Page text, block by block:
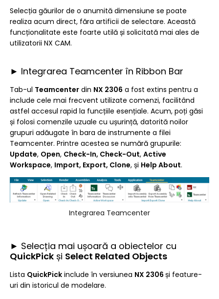
Selecția găurilor de o anumită dimensiune se poate
realiza acum direct, făra artificii de selectare. Această
funcționalitate este foarte utilă și solicitată mai ales de
utilizatorii NX CAM.
► Integrarea Teamcenter în Ribbon Bar
Tab-ul Teamcenter din NX 2306 a fost extins pentru a
include cele mai frecvent utilizate comenzi, facilitând
astfel accesul rapid la funcțiile esențiale. Acum, poți găsi
și folosi comenzile uzuale cu ușurință, datorită noilor
grupuri adăugate în bara de instrumente a filei
Teamcenter. Printre acestea se numără grupurile:
Update, Open, Check-In, Check-Out, Active
Workspace, Import, Export, Clone, și Help About.
Integrarea Teamcenter
► Selecția mai ușoară a obiectelor cu
QuickPick și Select Related Objects
Lista QuickPick include în versiunea NX 2306 și feature-
uri din istoricul de modelare.